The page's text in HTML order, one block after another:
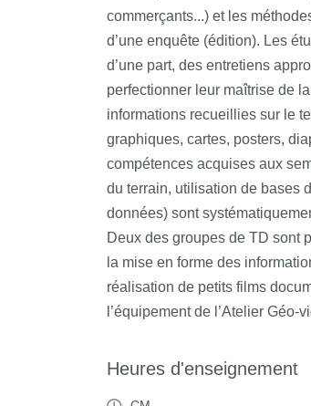
commerçants...) et les
d’une enquête (édition). Les
d’une part, des entretiens
perfectionner leur maîtrise de
informations recueillies sur le
graphiques, cartes, posters,
compétences acquises aux
du terrain, utilisation de bases
données) sont
Deux des groupes de TD sont
la mise en forme des
réalisation de petits films
l’équipement de l’Atelier Géo-
Heures d'enseignement